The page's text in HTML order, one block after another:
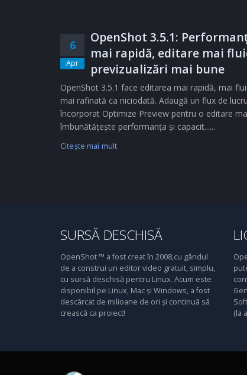
6
Apr
OpenShot 3.5.1:
mai rapidă, editare mai
previzualizări mai bune
OpenShot 3.5.1 face editarea mai rapidă, mai
mai rafinată ca niciodată. Adaugă un flux de lucru
încorporat Optimize Preview pentru o editare
îmbunătățește performanța și capacit......
Citeşte mai mult
SURSĂ DESCHISĂ
OpenShot ™ a fost creat în 2008,cu gândul
de a construi un editor video gratuit, simplu,
cu sursă deschisă pentru Linux. Acum este
disponibil pe Linux, Mac și Windows, a fost
descărcat de milioane de ori și continuă să
crească ca proiect!
(la